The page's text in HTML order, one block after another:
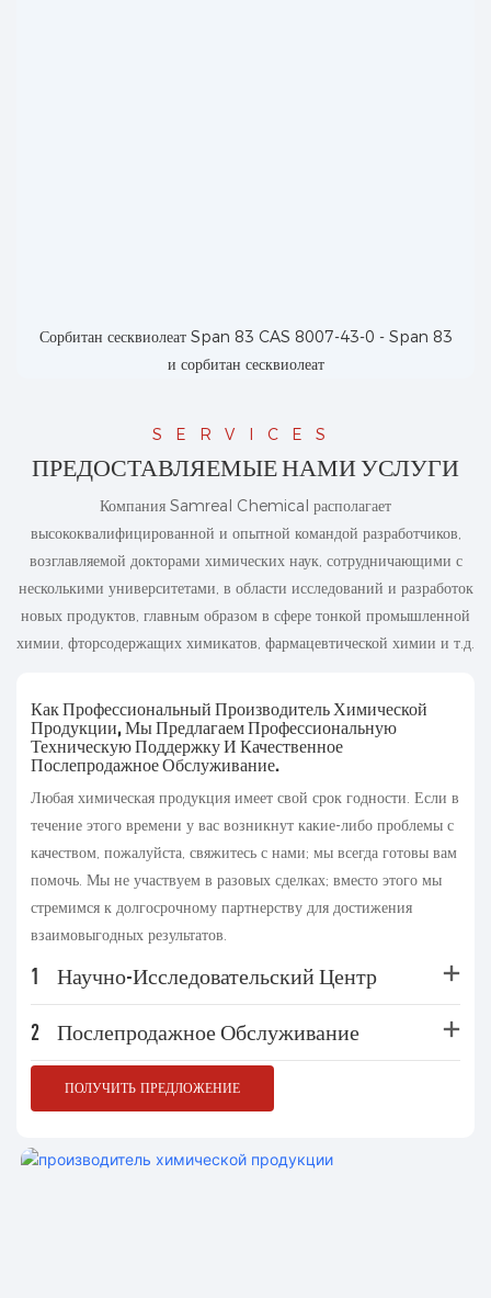
Сорбитан сесквиолеат Span 83 CAS 8007-43-0 - Span 83
и сорбитан сесквиолеат
SERVICES
ПРЕДОСТАВЛЯЕМЫЕ НАМИ УСЛУГИ
Компания Samreal Chemical располагает
высококвалифицированной и опытной командой разработчиков,
возглавляемой докторами химических наук, сотрудничающими с
несколькими университетами, в области исследований и разработок
новых продуктов, главным образом в сфере тонкой промышленной
химии, фторсодержащих химикатов, фармацевтической химии и т.д.
Как Профессиональный Производитель Химической
Продукции, Мы Предлагаем Профессиональную
Техническую Поддержку И Качественное
Послепродажное Обслуживание.
Любая химическая продукция имеет свой срок годности. Если в
течение этого времени у вас возникнут какие-либо проблемы с
качеством, пожалуйста, свяжитесь с нами; мы всегда готовы вам
помочь. Мы не участвуем в разовых сделках; вместо этого мы
стремимся к долгосрочному партнерству для достижения
взаимовыгодных результатов.
1 Научно-Исследовательский Центр
2 Послепродажное Обслуживание
ПОЛУЧИТЬ ПРЕДЛОЖЕНИЕ